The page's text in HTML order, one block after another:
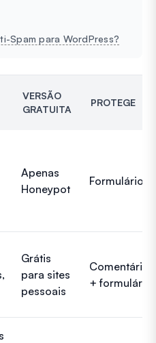
Spam para WordPress?
VERSÃO
GRATUITA
PROTEGE
Apenas
Honeypot
Formulários
Grátis
para sites
pessoais
Comentários
+